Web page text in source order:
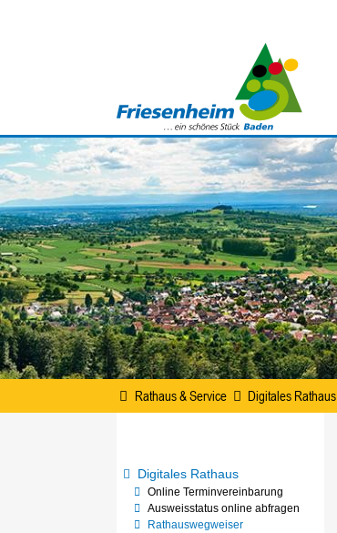
Rathaus & Service Digitales Rathaus
Digitales Rathaus
Online Terminvereinbarung
Ausweisstatus online abfragen
Rathauswegweiser